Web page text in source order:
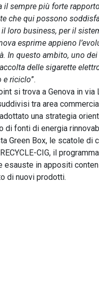
il sempre più forte
che qui possono
loro business, per il
esprime appieno
In questo ambito, uno dei
delle sigarette
e riciclo”.
si trova a Genova in
tra area
una strategia
di fonti di energia
Green Box, le scatole di
CIG, il
esauste in appositi
di nuovi prodotti.